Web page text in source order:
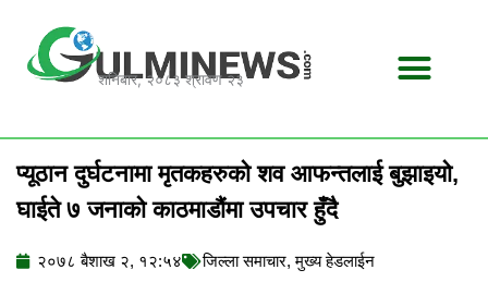
content
शनिबार, २०८३ श्रावण २३
प्यूठान दुर्घटनामा मृतकहरुको शव आफन्तलाई बुझाइयो,
घाईते ७ जनाको काठमाडौंमा उपचार हुँदै
२०७८ बैशाख २, १२:५४ जिल्ला समाचार,मुख्य हेडलाईन